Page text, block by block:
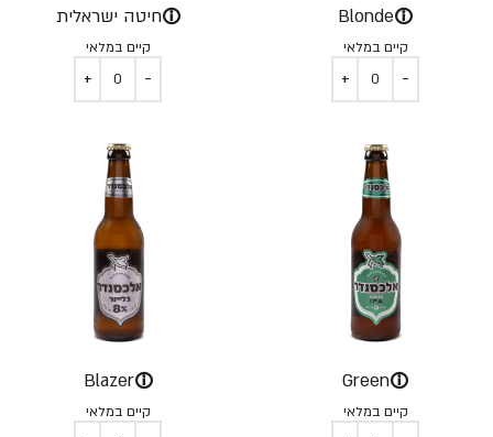
Blondeⓘ
קיים במלאי
חיטה ישראליתⓘ
קיים במלאי
Greenⓘ
קיים במלאי
Blazerⓘ
קיים במלאי